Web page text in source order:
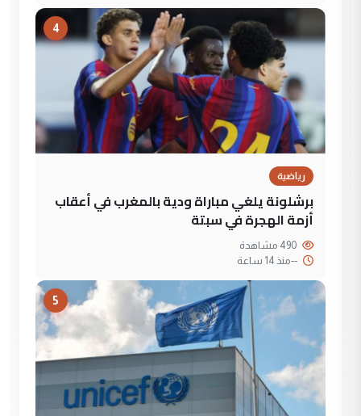
4
رياضية
برشلونة يلغي مباراة ودية بالمغرب في أعقاب
أزمة الهجرة في سبتة
--منذ 14 ساعة
5